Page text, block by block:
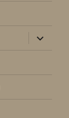
раскрыть
дочернее
меню